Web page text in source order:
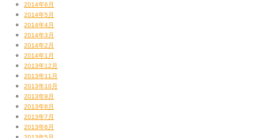
2014年6月
2014年5月
2014年4月
2014年3月
2014年2月
2014年1月
2013年12月
2013年11月
2013年10月
2013年9月
2013年8月
2013年7月
2013年6月